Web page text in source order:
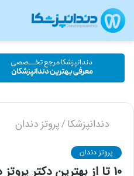
دندانپزشکا /پروتز دندان
پروتز دندان
10 تا از بهترین دکتر